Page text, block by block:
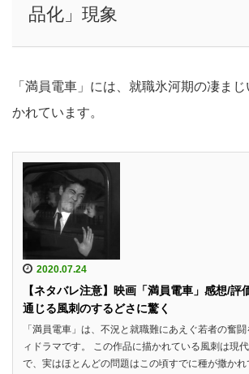
品化」現象
「満員電車」には、就職氷河期の凄ま
かれています。
2020.07.24
【ネタバレ注意】映画「満員電車」感想/評
通じる風刺のするどさに驚く
「満員電車」は、不況と就職難にあえぐ若者の奮
ィドラマです。 この作品に描かれている風刺は現
で、実はほとんどの問題はこの頃すでに種が撒か